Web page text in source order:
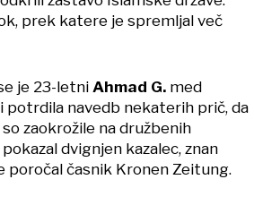
prek katere je spremljal več
je 23-letni Ahmad G. med
potrdila navedb nekaterih prič, da
zaokrožile na družbenih
dvignjen kazalec, znan
poročal časnik Kronen Zeitung.